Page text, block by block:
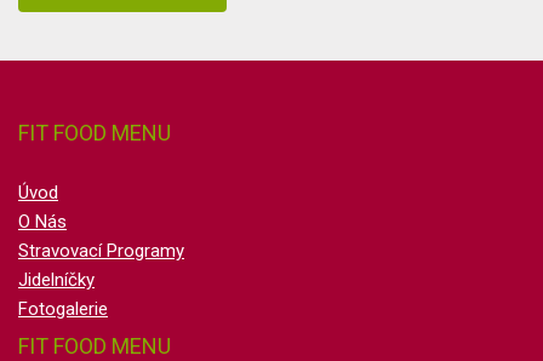
FIT FOOD MENU
Úvod
O Nás
Stravovací Programy
Jidelníčky
Fotogalerie
FIT FOOD MENU